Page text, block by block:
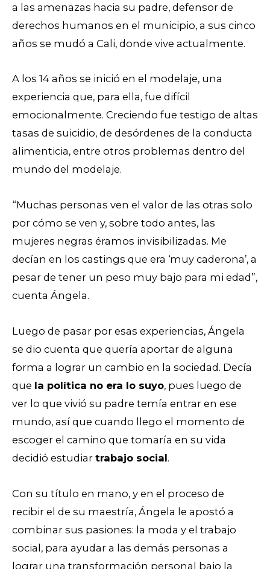
a las amenazas hacia su padre, defensor de
derechos humanos en el municipio, a sus cinco
años se mudó a Cali, donde vive actualmente.
A los 14 años se inició en el modelaje, una
experiencia que, para ella, fue difícil
emocionalmente. Creciendo fue testigo de altas
tasas de suicidio, de desórdenes de la conducta
alimenticia, entre otros problemas dentro del
mundo del modelaje.
“Muchas personas ven el valor de las otras solo
por cómo se ven y, sobre todo antes, las
mujeres negras éramos invisibilizadas. Me
decían en los castings que era ‘muy caderona’, a
pesar de tener un peso muy bajo para mi edad”,
cuenta Ángela.
Luego de pasar por esas experiencias, Ángela
se dio cuenta que quería aportar de alguna
forma a lograr un cambio en la sociedad. Decía
que la política no era lo suyo, pues luego de
ver lo que vivió su padre temía entrar en ese
mundo, así que cuando llego el momento de
escoger el camino que tomaría en su vida
decidió estudiar trabajo social.
Con su título en mano, y en el proceso de
recibir el de su maestría, Ángela le apostó a
combinar sus pasiones: la moda y el trabajo
social, para ayudar a las demás personas a
lograr una transformación personal bajo la